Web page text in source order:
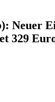
Neuer
329